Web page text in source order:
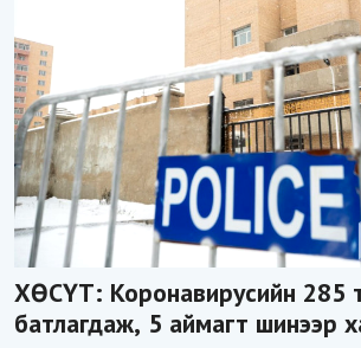
ХӨСҮТ: Коронавирусийн 285
батлагдаж, 5 аймагт шинээр